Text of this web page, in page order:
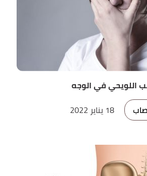
اللويحي في الوجه
18 يناير 2022